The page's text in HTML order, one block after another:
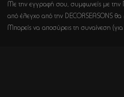
Με την εγγραφή σου, συμφωνείς με την
από έλεγχο από την DECORSEASONS
Μπορείς να αποσύρεις τη συναίνεση